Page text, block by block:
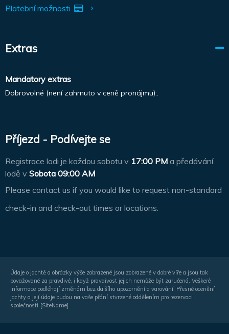
Platební možnosti
Extras
Mandatory extras
Dobrovolné (není zahrnuto v ceně pronájmu):.
Příjezd - Podívejte se
Registrace lodi je každou sobotu v 17:00 PM a předávání
lodě v Sobota 09:00 AM
Please contact us if you would like to request non-standard
check-in and check-out times or locations.
Údaje o jachtě a obrázky výše zobrazené jsou zobrazené v dobré víře a jsou tak
považované za pravdivé, i když pravdivost jejich nemůže být zaručená. Veškeré
informace podléhají změnám bez dalšího upozornění a varování. Přesné ocenění
jachty a její údaje budou na vaše přání stvrzené oddělením pro rezervaci
společnosti {SiteName}